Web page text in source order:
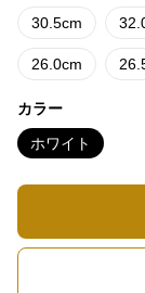
30.5cm
26.0cm
カラー
ホワイト